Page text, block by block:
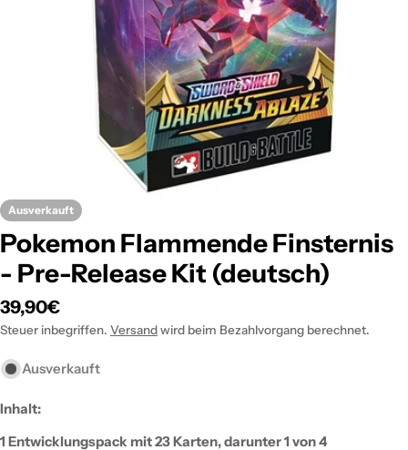
Sie das Medium 0 im Modalformat
Ausverkauft
Pokemon Flammende Finsternis
- Pre-Release Kit (deutsch)
Regulärer
Preis
39,90€
Steuer inbegriffen. Versandwird beim Bezahlvorgang berechnet.
Ausverkauft
Inhalt:
1 Entwicklungspack mit 23 Karten, darunter 1 von 4